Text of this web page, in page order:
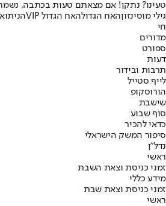
טעינו? נתקן! אם מצאתם טעות בכתבה,
גילי מוסינזוןהאח הגדולהאח הגדול VIP
חי
מדורים
ספורט
דעות
תרבות ובידור
לייף סטייל
הורוסקופ
שישבת
סוף שבוע
כדאי להכיר
סיפור המשק הישראלי
נדל"ן
ראשי
זמני כניסת וצאת השבת
מידע כללי
זמני כניסת וצאת שבת
ראשי